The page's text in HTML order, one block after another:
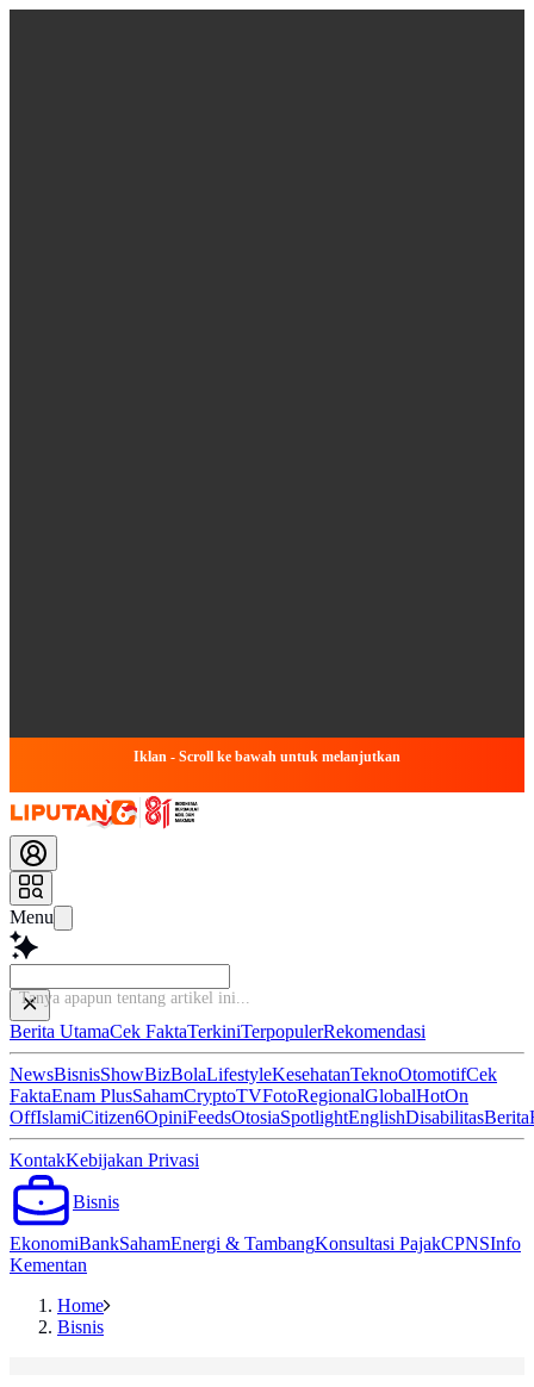
Iklan - Scroll ke bawah untuk melanjutkan
Menu
Berita UtamaCek FaktaTerkiniTerpopulerRekomendasi
NewsBisnisShowBizBolaLifestyleKesehatanTeknoOtomotifCek
FaktaEnam PlusSahamCryptoTVFotoRegionalGlobalHotOn
OffIslamiCitizen6OpiniFeedsOtosiaSpotlightEnglishDisabilitasBerita
KontakKebijakan Privasi
Bisnis
EkonomiBankSahamEnergi & TambangKonsultasi PajakCPNSInfo
Kementan
Home
Bisnis